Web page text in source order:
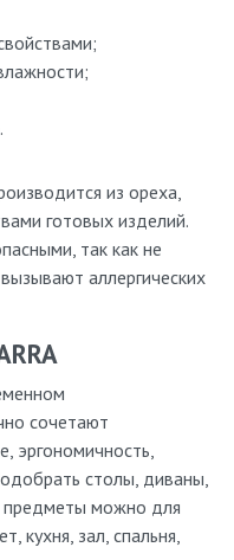
из ореха,
готовых изделий.
так как не
аллергических
сочетают
эргономичность,
столы, диваны,
предметы можно для
кухня, зал, спальня,